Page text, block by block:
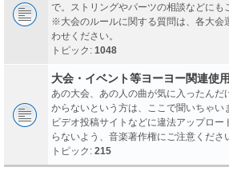
で。ストリングやパーツの相談などにも
※大会のルールに関する質問は、各大会
わせください。
トピック: 1048
大会・イベント等ヨーヨー関連使
あの大会、あの人の曲が気に入ったん
からないという方は、ここで聞いちゃい
ビデオ投稿サイトなどに違法アップロ
らないよう、音楽著作権にご注意くださ
トピック: 215